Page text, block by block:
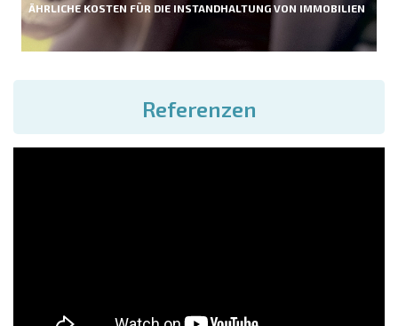
ÄHRLICHE KOSTEN FÜR DIE INSTANDHALTUNG VON IMMOBILIEN
Referenzen